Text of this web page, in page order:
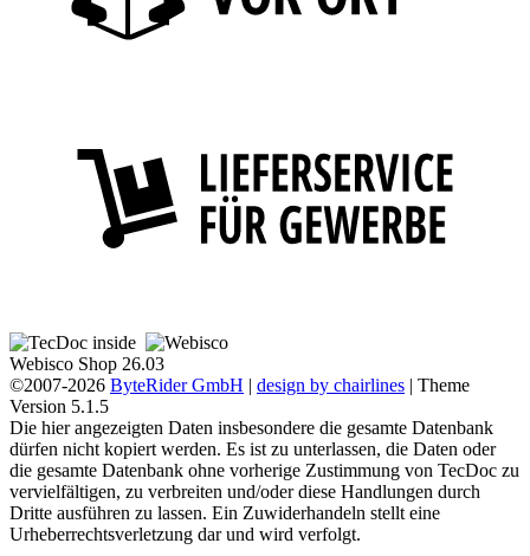
Webisco Shop 26.03
©2007-2026 ByteRider GmbH | design by chairlines | Theme
Version 5.1.5
Die hier angezeigten Daten insbesondere die gesamte Datenbank
dürfen nicht kopiert werden. Es ist zu unterlassen, die Daten oder
die gesamte Datenbank ohne vorherige Zustimmung von TecDoc zu
vervielfältigen, zu verbreiten und/oder diese Handlungen durch
Dritte ausführen zu lassen. Ein Zuwiderhandeln stellt eine
Urheberrechtsverletzung dar und wird verfolgt.